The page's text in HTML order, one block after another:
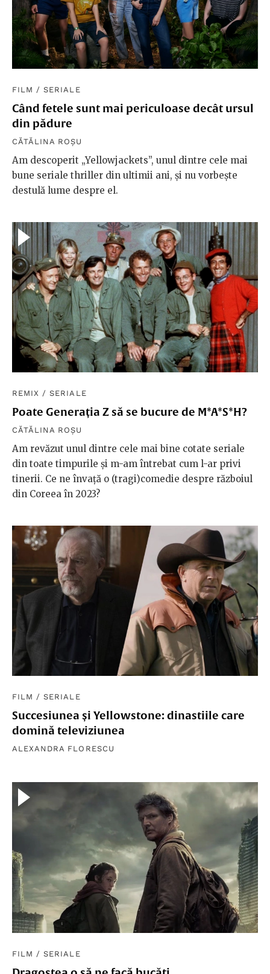
FILM /SERIALE
Când fetele sunt mai periculoase decât ursul
din pădure
CĂTĂLINA ROȘU
Am descoperit „Yellowjackets”, unul dintre cele mai
bune seriale thriller din ultimii ani, și nu vorbește
destulă lume despre el.
REMIX /SERIALE
Poate Generația Z să se bucure de M*A*S*H?
CĂTĂLINA ROȘU
Am revăzut unul dintre cele mai bine cotate seriale
din toate timpurile și m-am întrebat cum l-ar privi
tinerii. Ce ne învață o (tragi)comedie despre războiul
din Coreea în 2023?
FILM /SERIALE
Succesiunea și Yellowstone: dinastiile care
domină televiziunea
ALEXANDRA FLORESCU
FILM /SERIALE